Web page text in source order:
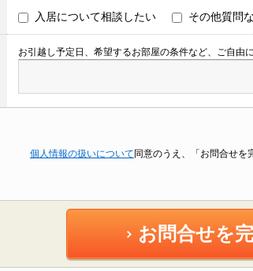
入居について相談したい
その他質問
お引越し予定日、希望するお部屋の条件など、ご自由
個人情報の扱いについて 同意のうえ、「お問合せを
お問合せを